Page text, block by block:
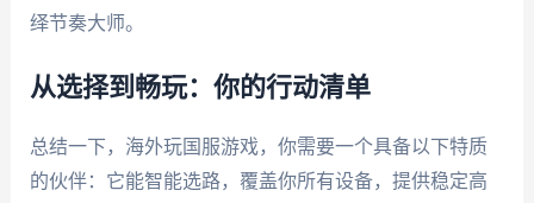
绎节奏大师。
从选择到畅玩：你的行动清单
总结一下，海外玩国服游戏，你需要一个具备以下特质
的伙伴：它能智能选路，覆盖你所有设备，提供稳定高